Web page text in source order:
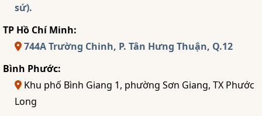
sứ).
TP Hồ Chí Minh:
744A Trường Chinh, P. Tân Hưng Thuận, Q.12
Bình Phước:
Khu phố Bình Giang 1, phường Sơn Giang, TX Phước
Long